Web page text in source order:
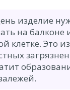
изделие
на балконе
клетке. Это